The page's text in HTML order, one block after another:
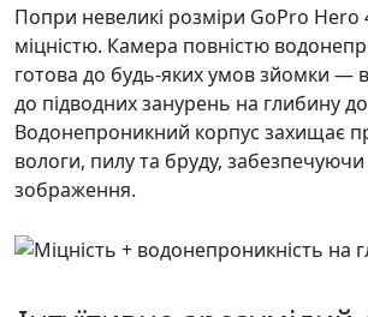
Попри невеликі розміри GoPro
міцністю. Камера повністю
готова до будь-яких умов зйомки —
до підводних занурень на глибину
Водонепроникний корпус захищає
вологи, пилу та бруду, забезпечуючи
зображення.